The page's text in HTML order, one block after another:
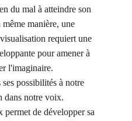
du mal à atteindre son
manière, une
requiert une
pour amener à
l'imaginaire.
possibilités à notre
dans notre voix.
de développer sa